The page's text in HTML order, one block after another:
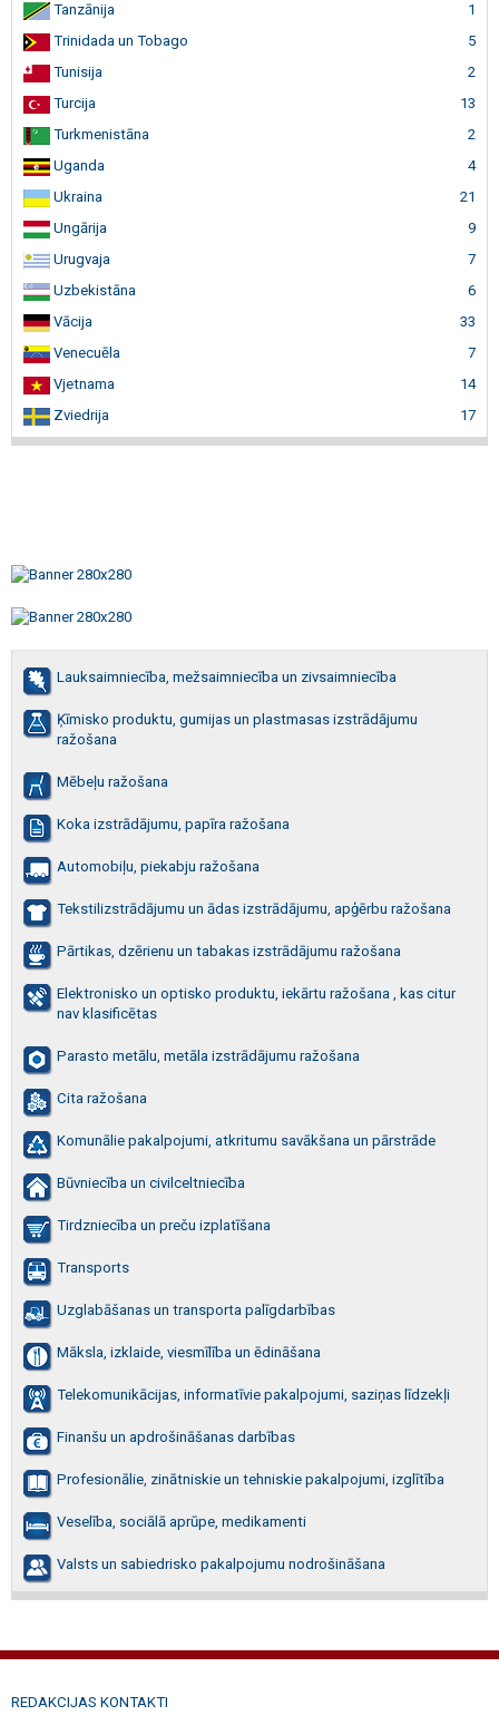
Tanzānija
1
Trinidada un Tobago
5
Tunisija
2
Turcija
13
Turkmenistāna
2
Uganda
4
Ukraina
21
Ungārija
9
Urugvaja
7
Uzbekistāna
6
Vācija
33
Venecuēla
7
Vjetnama
14
Zviedrija
17
Lauksaimniecība, mežsaimniecība un zivsaimniecība
Ķīmisko produktu, gumijas un plastmasas izstrādājumu
ražošana
Mēbeļu ražošana
Koka izstrādājumu, papīra ražošana
Automobiļu, piekabju ražošana
Tekstilizstrādājumu un ādas izstrādājumu, apģērbu ražošana
Pārtikas, dzērienu un tabakas izstrādājumu ražošana
Elektronisko un optisko produktu, iekārtu ražošana , kas citur
nav klasificētas
Parasto metālu, metāla izstrādājumu ražošana
Cita ražošana
Komunālie pakalpojumi, atkritumu savākšana un pārstrāde
Būvniecība un civilceltniecība
Tirdzniecība un preču izplatīšana
Transports
Uzglabāšanas un transporta palīgdarbības
Māksla, izklaide, viesmīlība un ēdināšana
Telekomunikācijas, informatīvie pakalpojumi, saziņas līdzekļi
Finanšu un apdrošināšanas darbības
Profesionālie, zinātniskie un tehniskie pakalpojumi, izglītība
Veselība, sociālā aprūpe, medikamenti
Valsts un sabiedrisko pakalpojumu nodrošināšana
REDAKCIJAS KONTAKTI